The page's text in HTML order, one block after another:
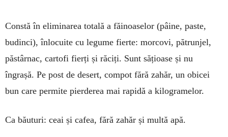
Constă în eliminarea totală a făinoaselor (pâine, paste,
budinci), înlocuite cu legume fierte: morcovi, pătrunjel,
păstârnac, cartofi fierți și răciți. Sunt sățioase și nu
îngrașă. Pe post de desert, compot fără zahăr, un obicei
bun care permite pierderea mai rapidă a kilogramelor.
Ca băuturi: ceai și cafea, fără zahăr și multă apă.